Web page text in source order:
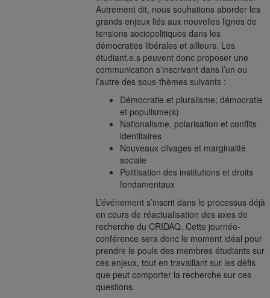
Autrement dit, nous souhaitons aborder les
grands enjeux liés aux nouvelles lignes de
tensions sociopolitiques dans les
démocraties libérales et ailleurs. Les
étudiant.e.s peuvent donc proposer une
communication s’inscrivant dans l’un ou
l’autre des sous-thèmes suivants :
Démocratie et pluralisme; démocratie
et populisme(s)
Nationalisme, polarisation et conflits
identitaires
Nouveaux clivages et marginalité
sociale
Politisation des institutions et droits
fondamentaux
L’événement s’inscrit dans le processus déjà
en cours de réactualisation des axes de
recherche du CRIDAQ. Cette journée-
conférence sera donc le moment idéal pour
prendre le pouls des membres étudiants sur
ces enjeux, tout en travaillant sur les défis
que peut comporter la recherche sur ces
questions.